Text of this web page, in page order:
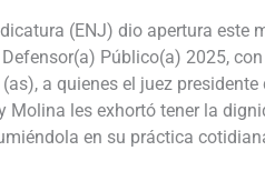
(ENJ) dio apertura este
Público(a) 2025,
a quienes el juez presidente
Molina les exhortó tener la
en su práctica